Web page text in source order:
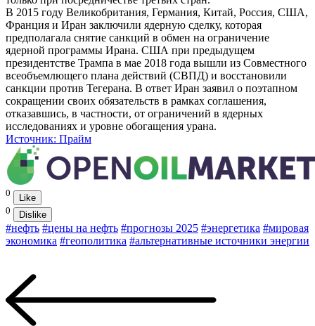
В 2015 году Великобритания, Германия, Китай, Россия, США,
Франция и Иран заключили ядерную сделку, которая
предполагала снятие санкций в обмен на ограничение
ядерной программы Ирана. США при предыдущем
президентстве Трампа в мае 2018 года вышли из Совместного
всеобъемлющего плана действий (СВПД) и восстановили
санкции против Тегерана. В ответ Иран заявил о поэтапном
сокращении своих обязательств в рамках соглашения,
отказавшись, в частности, от ограничений в ядерных
исследованиях и уровне обогащения урана.
Источник: Прайм
0
Like
0
Dislike
#нефть #цены на нефть #прогнозы 2025 #энергетика #мировая
экономика #геополитика #альтернативные источники энергии